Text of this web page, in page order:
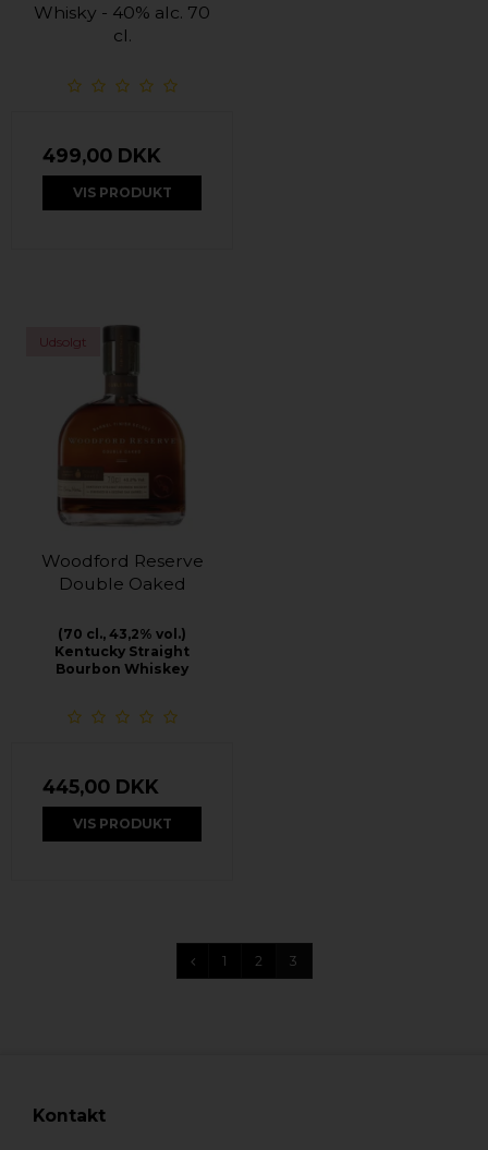
Whisky - 40% alc. 70
cl.
499,00 DKK
VIS PRODUKT
Udsolgt
Woodford Reserve
Double Oaked
(70 cl., 43,2% vol.)
Kentucky Straight
Bourbon Whiskey
445,00 DKK
VIS PRODUKT
1 2 3
Kontakt